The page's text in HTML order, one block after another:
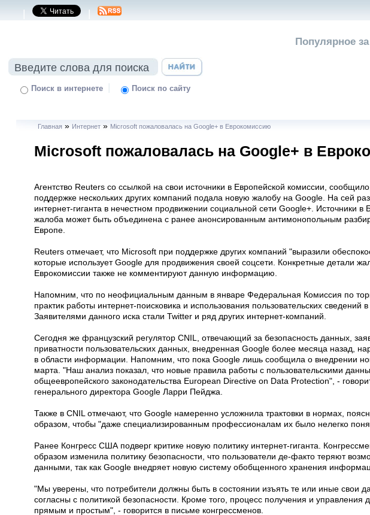
| |
Поиск в интернете | Поиск по сайту
Популярное
Главная » Интернет» Microsoft пожаловалась на Google+ в Еврокомиссию
Microsoft пожаловалась на Google+ в
Агентство Reuters со ссылкой на свои источники в Европейской комиссии,
поддержке нескольких других компаний подала новую жалобу на Google. На сей
интернет-гиганта в нечестном продвижении социальной сети Google+. Источники в
жалоба может быть объединена с ранее анонсированным антимонопольным
Европе.
Reuters отмечает, что Microsoft при поддержке других компаний "выразили
которые использует Google для продвижения своей соцсети. Конкретные детали
Еврокомиссии также не комментируют данную информацию.
Напомним, что по неофициальным данным в январе Федеральная Комиссия по
практик работы интернет-поисковика и использования пользовательских сведений
Заявителями данного иска стали Twitter и ряд других интернет-компаний.
Сегодня же французский регулятор CNIL, отвечающий за безопасность данных,
приватности пользовательских данных, внедренная Google более месяца назад,
в области информации. Напомним, что пока Google лишь сообщила о внедрении
марта. "Наш анализ показал, что новые правила работы с пользовательскими
общеевропейского законодательства European Directive on Data Protection", -
генерального директора Google Ларри Пейджа.
Также в CNIL отмечают, что Google намеренно усложнила трактовки в нормах,
образом, чтобы "даже специализированным профессионалам их было нелегко
Ранее Конгресс США подверг критике новую политику интернет-гиганта.
образом изменила политику безопасности, что пользователи де-факто теряют
данными, так как Google внедряет новую систему обобщенного хранения
"Мы уверены, что потребители должны быть в состоянии изъять те или иные свои
согласны с политикой безопасности. Кроме того, процесс получения и
прямым и простым", - говорится в письме конгрессменов.